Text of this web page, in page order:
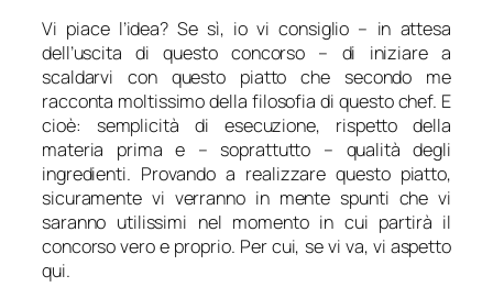
Vi piace l’idea? Se sì, io vi consiglio – in attesa
dell’uscita di questo concorso – di iniziare a
scaldarvi con questo piatto che secondo me
racconta moltissimo della filosofia di questo chef. E
cioè: semplicità di esecuzione, rispetto della
materia prima e – soprattutto – qualità degli
ingredienti. Provando a realizzare questo piatto,
sicuramente vi verranno in mente spunti che vi
saranno utilissimi nel momento in cui partirà il
concorso vero e proprio. Per cui, se vi va, vi aspetto
qui.